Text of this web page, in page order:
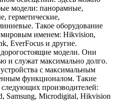
модели: панорамные,
герметические,
Такое оборудование
именем: Hikvision,
EverFocus и другие.
модели. Они
и служат максимально долго.
с максимальным
функционалом. Такие
производителей:
Samsung, Microdigital, Hikvision